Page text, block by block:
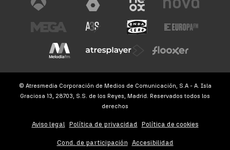
© Atresmedia Corporación de Medios de Comunicación, S.A - A. Isla
Graciosa 13, 28703, S.S. de los Reyes, Madrid. Reservados todos los
derechos
Aviso legal Política de privacidad Política de cookies
Cond. de participación Accesibilidad